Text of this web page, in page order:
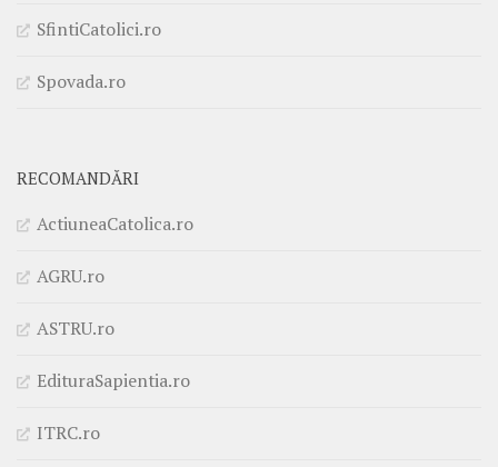
SfintiCatolici.ro
Spovada.ro
RECOMANDĂRI
ActiuneaCatolica.ro
AGRU.ro
ASTRU.ro
EdituraSapientia.ro
ITRC.ro